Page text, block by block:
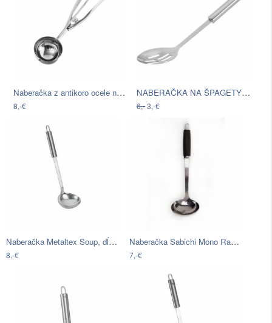
Naberačka z antikoro ocele na zmrzlinu…
8,-€
NABERAČKA NA ŠPAGETY DANI
6,-3,-€
Naberačka Metaltex Soup, dĺžka 31 cm
8,-€
Naberačka Sabichi Mono Range
7,-€